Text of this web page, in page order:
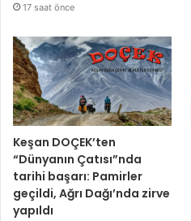
17 saat önce
Keşan DOÇEK’ten
“Dünyanın Çatısı”nda
tarihi başarı: Pamirler
geçildi, Ağrı Dağı’nda zirve
yapıldı